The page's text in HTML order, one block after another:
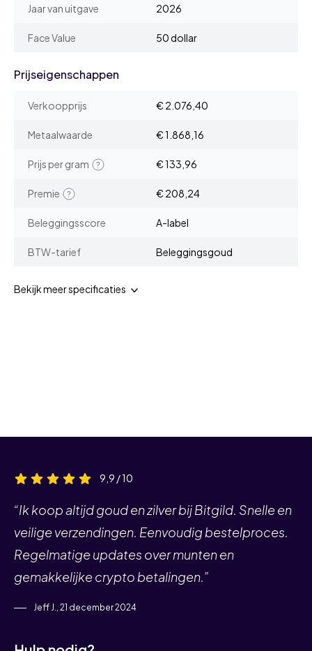
Jaar van uitgave 2026
Face Value 50 dollar
Prijseigenschappen
Verkoopprijs € 2.076,40
Metaalwaarde € 1.868,16
Prijs per gram € 133,96
Premie € 208,24
Beleggingsscore A-label
BTW-tarief Beleggingsgoud
Bekijk meer specificaties
9,9 / 10
“Ik koop altijd goud en zilver bij Bitgild. Snelle en
veilige verzendingen. Eenvoudig bestelproces.
Regelmatige updates over munten en
gemakkelijke crypto betalingen.”
Jeff J., 21 december 2024